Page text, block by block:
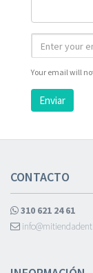
Your email will
Enviar
CONTACTO
310 621 24 61